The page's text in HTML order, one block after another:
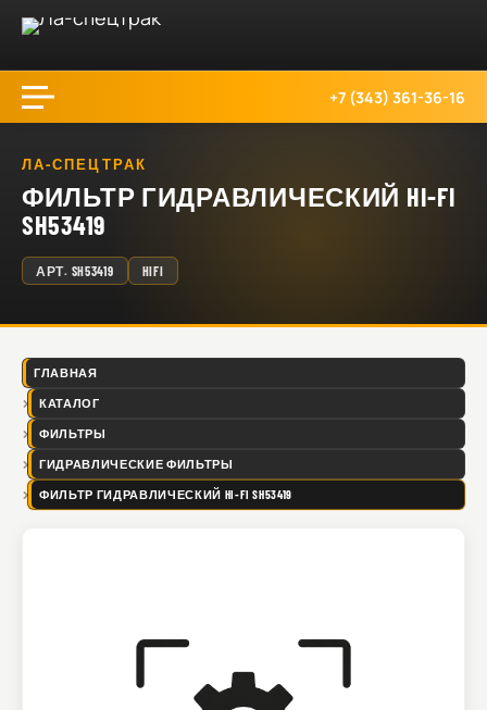
+7 (343) 361-36-16
ЛА-СПЕЦТРАК
ФИЛЬТР ГИДРАВЛИЧЕСКИЙ HI-FI
SH53419
АРТ. SH53419 HIFI
ГЛАВНАЯ
КАТАЛОГ
ФИЛЬТРЫ
ГИДРАВЛИЧЕСКИЕ ФИЛЬТРЫ
ФИЛЬТР ГИДРАВЛИЧЕСКИЙ HI-FI SH53419